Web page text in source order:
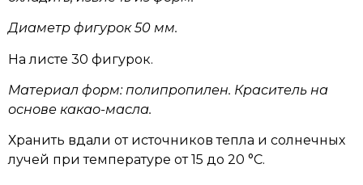
Диаметр фигурок 50 мм.
На листе 30 фигурок.
Материал форм: полипропилен. Краситель на
основе какао-масла.
Хранить вдали от источников тепла и солнечных
лучей при температуре от 15 до 20 °C.